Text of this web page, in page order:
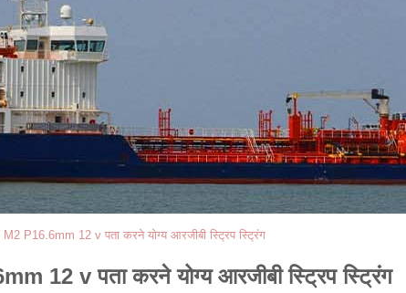
P16.6mm 12 v पता करने योग्य आरजीबी स्ट्रिप स्ट्रिंग
12 v पता करने योग्य आरजीबी स्ट्रिप स्ट्रिंग